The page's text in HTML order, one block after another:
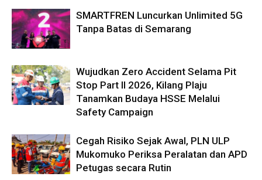
SMARTFREN Luncurkan Unlimited 5G
Tanpa Batas di Semarang
Wujudkan Zero Accident Selama Pit
Stop Part II 2026, Kilang Plaju
Tanamkan Budaya HSSE Melalui
Safety Campaign
Cegah Risiko Sejak Awal, PLN ULP
Mukomuko Periksa Peralatan dan APD
Petugas secara Rutin